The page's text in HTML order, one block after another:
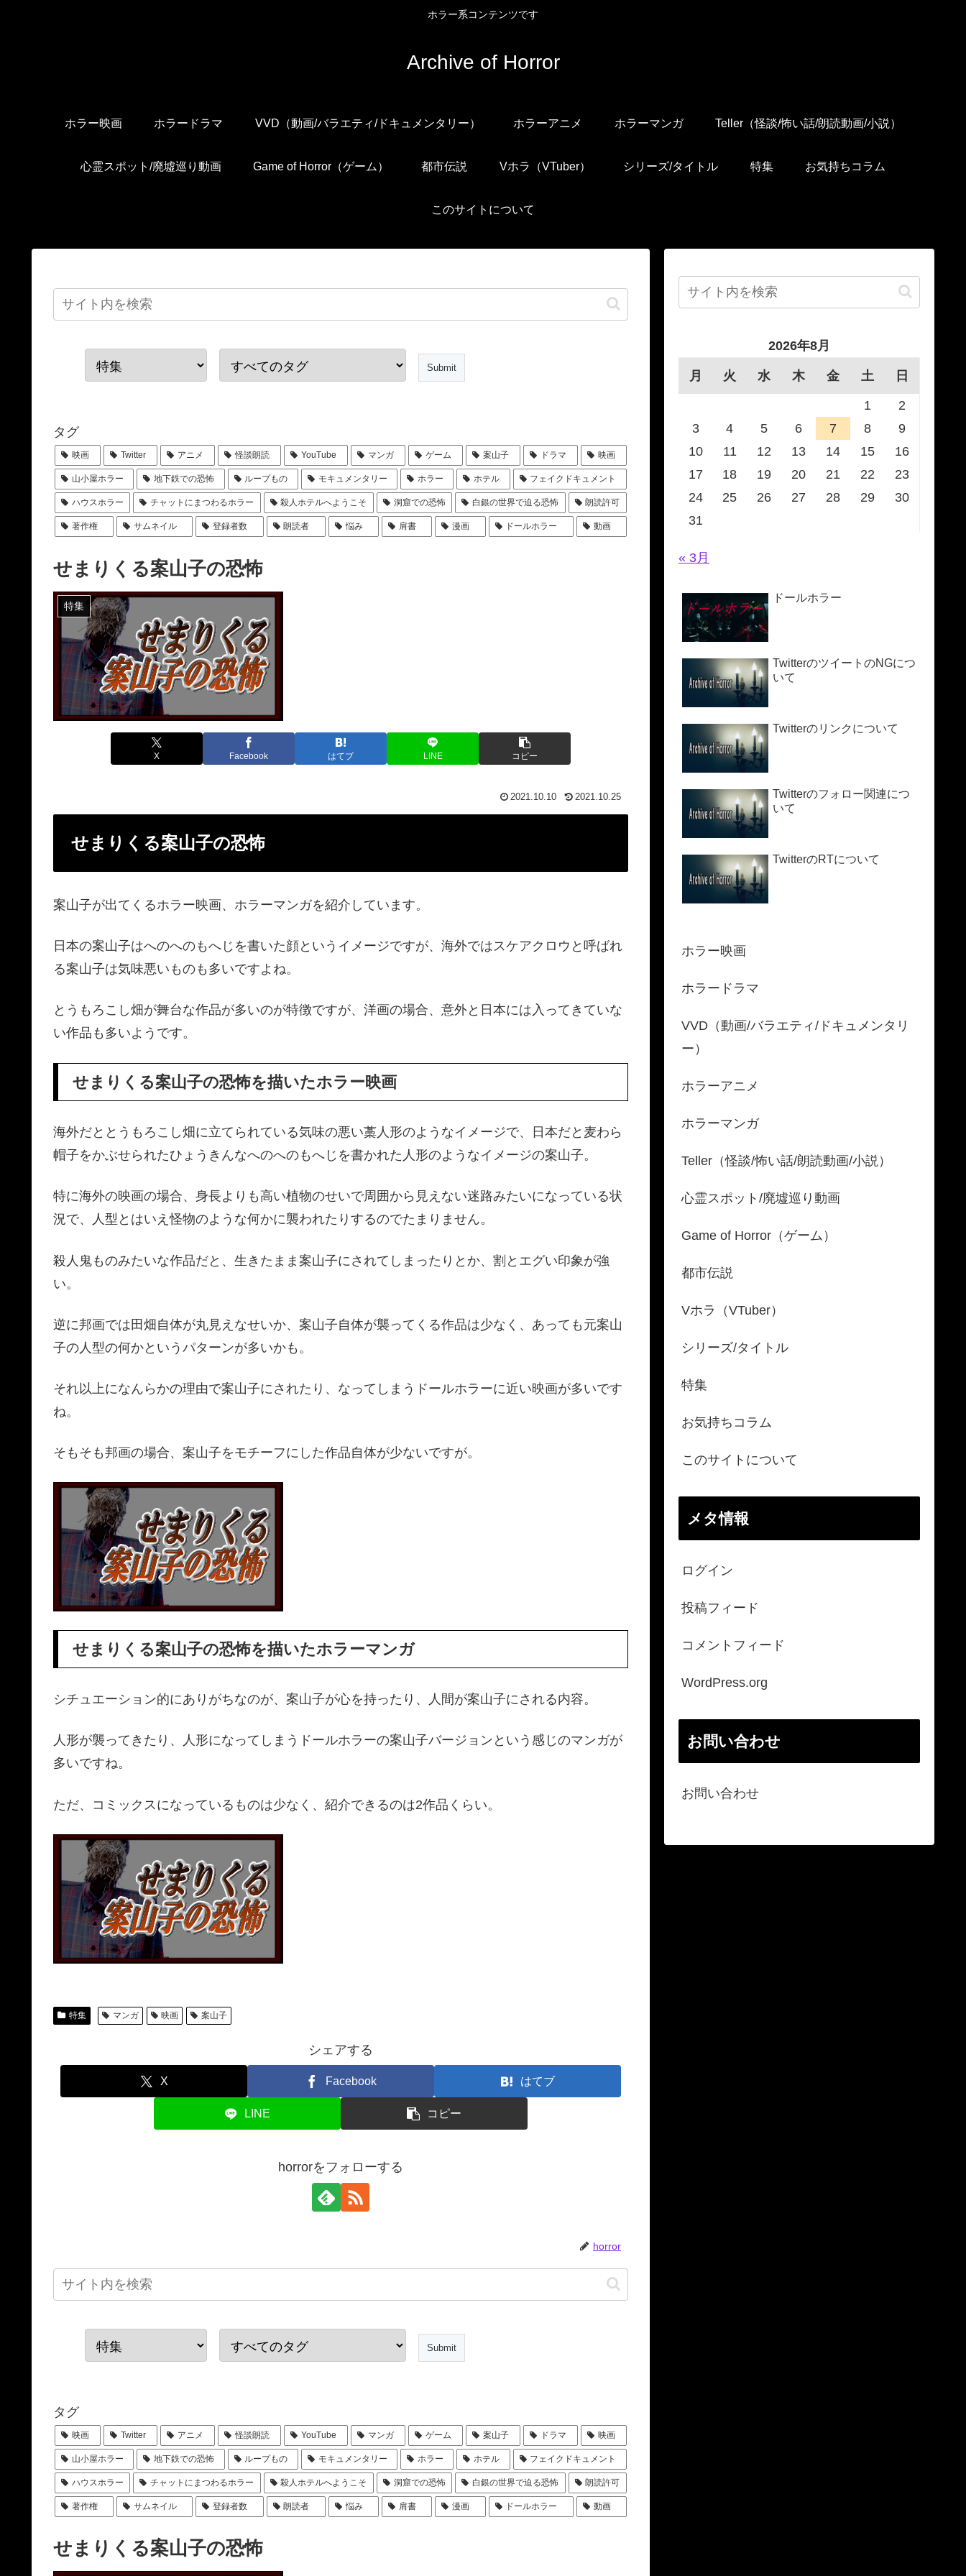
ホラー系コンテンツです
Archive of Horror
ホラー映画 ホラードラマ VVD（動画/バラエティ/ドキュメンタリー） ホラーアニメ ホラーマンガ Teller（怪談/怖い話/朗読動画/小説）
心霊スポット/廃墟巡り動画 Game of Horror（ゲーム） 都市伝説 Vホラ（VTuber） シリーズ/タイトル 特集 お気持ちコラム
このサイトについて
タグ
映画 Twitter アニメ 怪談朗読 YouTube マンガ ゲーム 案山子 ドラマ 映画
山小屋ホラー 地下鉄での恐怖 ループもの モキュメンタリー ホラー ホテル フェイクドキュメント
ハウスホラー チャットにまつわるホラー 殺人ホテルへようこそ 洞窟での恐怖 白銀の世界で迫る恐怖 朗読許可
著作権 サムネイル 登録者数 朗読者 悩み 肩書 漫画 ドールホラー 動画
せまりくる案山子の恐怖
特集
X Facebook はてブ LINE コピー
2021.10.10 2021.10.25
せまりくる案山子の恐怖
案山子が出てくるホラー映画、ホラーマンガを紹介しています。
日本の案山子はへのへのもへじを書いた顔というイメージですが、海外ではスケアクロウと呼ばれ
る案山子は気味悪いものも多いですよね。
とうもろこし畑が舞台な作品が多いのが特徴ですが、洋画の場合、意外と日本には入ってきていな
い作品も多いようです。
せまりくる案山子の恐怖を描いたホラー映画
海外だととうもろこし畑に立てられている気味の悪い藁人形のようなイメージで、日本だと麦わら
帽子をかぶせられたひょうきんなへのへのもへじを書かれた人形のようなイメージの案山子。
特に海外の映画の場合、身長よりも高い植物のせいで周囲から見えない迷路みたいになっている状
況で、人型とはいえ怪物のような何かに襲われたりするのでたまりません。
殺人鬼ものみたいな作品だと、生きたまま案山子にされてしまったりとか、割とエグい印象が強
い。
逆に邦画では田畑自体が丸見えなせいか、案山子自体が襲ってくる作品は少なく、あっても元案山
子の人型の何かというパターンが多いかも。
それ以上になんらかの理由で案山子にされたり、なってしまうドールホラーに近い映画が多いです
ね。
そもそも邦画の場合、案山子をモチーフにした作品自体が少ないですが。
せまりくる案山子の恐怖を描いたホラーマンガ
シチュエーション的にありがちなのが、案山子が心を持ったり、人間が案山子にされる内容。
人形が襲ってきたり、人形になってしまうドールホラーの案山子バージョンという感じのマンガが
多いですね。
ただ、コミックスになっているものは少なく、紹介できるのは2作品くらい。
特集 マンガ 映画 案山子
シェアする
X Facebook はてブ
LINE コピー
horrorをフォローする
horror
タグ
映画 Twitter アニメ 怪談朗読 YouTube マンガ ゲーム 案山子 ドラマ 映画
山小屋ホラー 地下鉄での恐怖 ループもの モキュメンタリー ホラー ホテル フェイクドキュメント
ハウスホラー チャットにまつわるホラー 殺人ホテルへようこそ 洞窟での恐怖 白銀の世界で迫る恐怖 朗読許可
著作権 サムネイル 登録者数 朗読者 悩み 肩書 漫画 ドールホラー 動画
せまりくる案山子の恐怖
2026年8月
月 火 水 木 金 土 日
1
2
3
4 5 6 7 8
9
10
11 12 13 14 15
16
17
18 19 20 21 22
23
24
25 26 27 28 29
30
31
« 3月
ドールホラー
TwitterのツイートのNGにつ
いて
Twitterのリンクについて
Twitterのフォロー関連につ
いて
TwitterのRTについて
ホラー映画
ホラードラマ
VVD（動画/バラエティ/ドキュメンタリ
ー）
ホラーアニメ
ホラーマンガ
Teller（怪談/怖い話/朗読動画/小説）
心霊スポット/廃墟巡り動画
Game of Horror（ゲーム）
都市伝説
Vホラ（VTuber）
シリーズ/タイトル
特集
お気持ちコラム
このサイトについて
メタ情報
ログイン
投稿フィード
コメントフィード
WordPress.org
お問い合わせ
お問い合わせ